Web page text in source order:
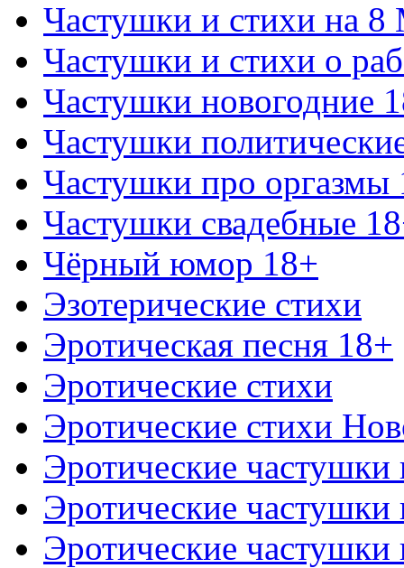
Частушки и стихи на 8
Частушки и стихи о
Частушки новогодние
Частушки
Частушки про оргазмы
Частушки свадебные
Чёрный юмор 18+
Эзотерические стихи
Эротическая песня 18+
Эротические стихи
Эротические стихи
Эротические
Эротические
Эротические